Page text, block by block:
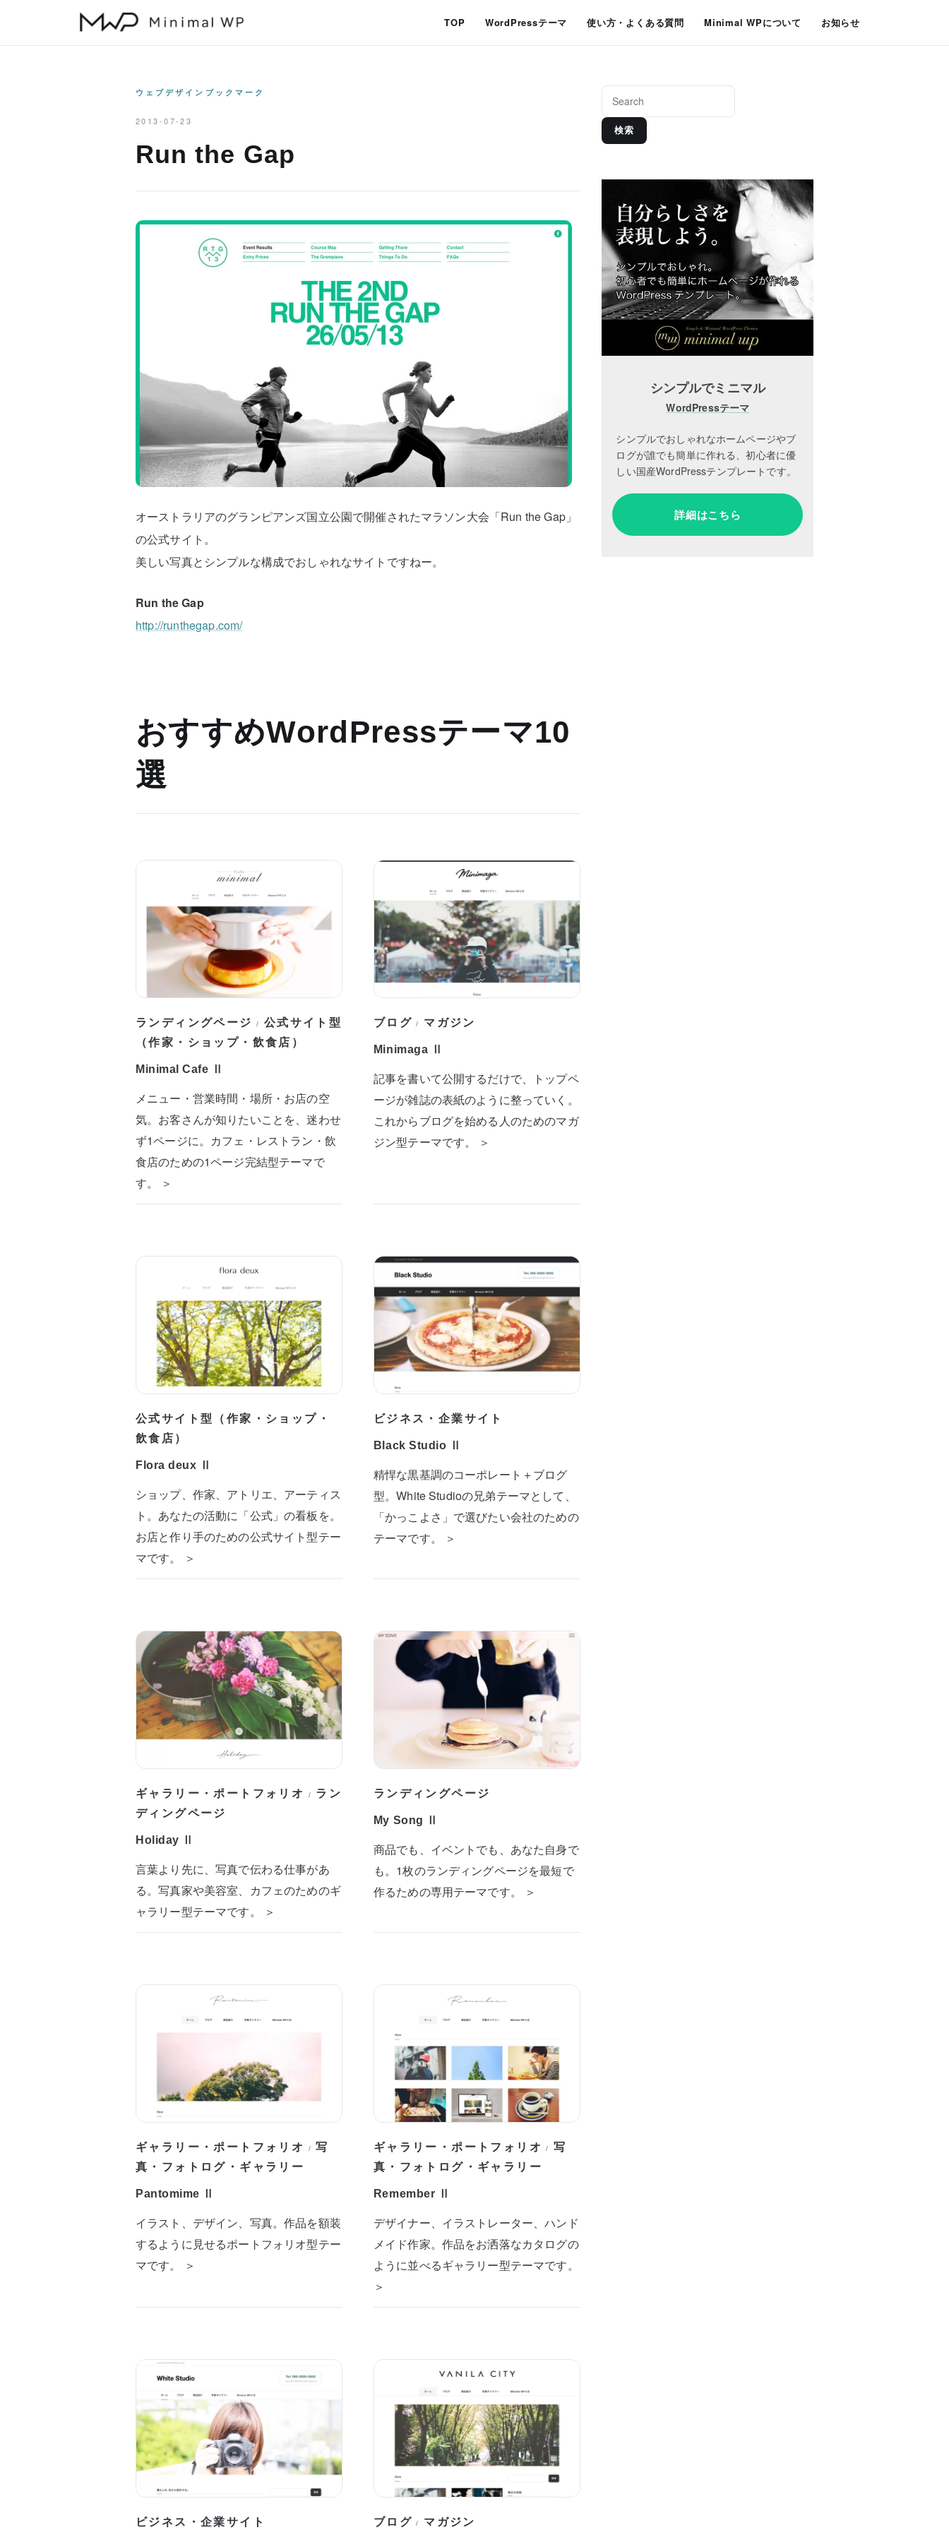
TOP WordPressテーマ 使い方・よくある質問 Minimal WPについて お知らせ
ウェブデザインブックマーク
2013-07-23
Run the Gap
オーストラリアのグランピアンズ国立公園で開催されたマラソン大会「Run the Gap」
の公式サイト。
美しい写真とシンプルな構成でおしゃれなサイトですねー。
Run the Gap
http://runthegap.com/
おすすめWordPressテーマ10
選
ランディングページ / 公式サイト型
（作家・ショップ・飲食店）
Minimal Cafe Ⅱ
メニュー・営業時間・場所・お店の空
気。お客さんが知りたいことを、迷わせ
ず1ページに。カフェ・レストラン・飲
食店のための1ページ完結型テーマで
す。 ＞
ブログ / マガジン
Minimaga Ⅱ
記事を書いて公開するだけで、トップペ
ージが雑誌の表紙のように整っていく。
これからブログを始める人のためのマガ
ジン型テーマです。 ＞
公式サイト型（作家・ショップ・
飲食店）
Flora deux Ⅱ
ショップ、作家、アトリエ、アーティス
ト。あなたの活動に「公式」の看板を。
お店と作り手のための公式サイト型テー
マです。 ＞
ビジネス・企業サイト
Black Studio Ⅱ
精悍な黒基調のコーポレート＋ブログ
型。White Studioの兄弟テーマとして、
「かっこよさ」で選びたい会社のための
テーマです。 ＞
ギャラリー・ポートフォリオ / ラン
ディングページ
Holiday Ⅱ
言葉より先に、写真で伝わる仕事があ
る。写真家や美容室、カフェのためのギ
ャラリー型テーマです。 ＞
ランディングページ
My Song Ⅱ
商品でも、イベントでも、あなた自身で
も。1枚のランディングページを最短で
作るための専用テーマです。 ＞
ギャラリー・ポートフォリオ /写
真・フォトログ・ギャラリー
Pantomime Ⅱ
イラスト、デザイン、写真。作品を額装
するように見せるポートフォリオ型テー
マです。 ＞
ギャラリー・ポートフォリオ /写
真・フォトログ・ギャラリー
Remember Ⅱ
デザイナー、イラストレーター、ハンド
メイド作家。作品をお洒落なカタログの
ように並べるギャラリー型テーマです。
＞
ビジネス・企業サイト ブログ / マガジン
検索
シンプルでミニマル
WordPressテーマ
シンプルでおしゃれなホームページやブ
ログが誰でも簡単に作れる、初心者に優
しい国産WordPressテンプレートです。
詳細はこちら